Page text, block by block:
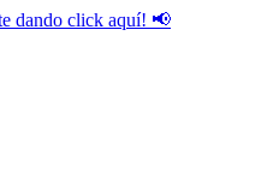
dando click aquí! 📢